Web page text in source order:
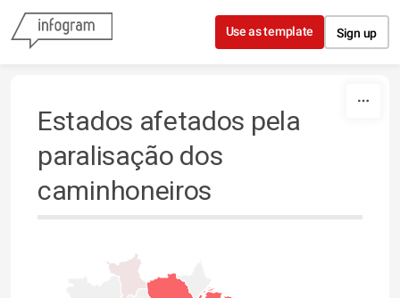
Skip to content
Use as template Sign up
Estados afetados pela
paralisação dos
caminhoneiros